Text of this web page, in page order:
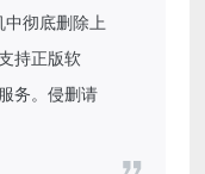
彻底删除上
持正版软
务。侵删请